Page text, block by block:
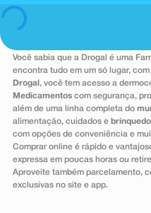
TERMOS MAIS BUSCADOS
2º pampers confort sec max
3º dipirona
4º lenço umedecido
5º tadalafila
6º minoxidil
7º desodorante
Você sabia que a Drogal é uma
encontra tudo em um só lugar,
Drogal , você tem acesso a
Medicamentoscom segurança,
além de uma linha completa do
alimentação, cuidados e
com opções de conveniência e
Comprar online é rápido e
expressa em poucas horas ou
Aproveite também parcelamento,
exclusivas no site e app.